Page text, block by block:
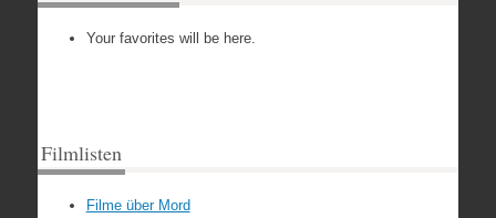
Your favorites will be here.
Filmlisten
Filme über Mord